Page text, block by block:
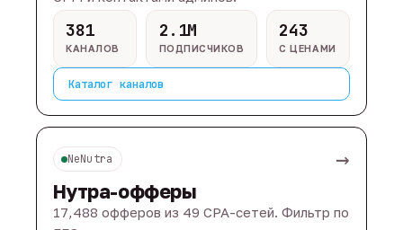
381
КАНАЛОВ
2.1M
ПОДПИСЧИКОВ
243
С ЦЕНАМИ
Каталог каналов
NeNutra →
Нутра-офферы
17,488 офферов из 49 CPA-сетей. Фильтр по